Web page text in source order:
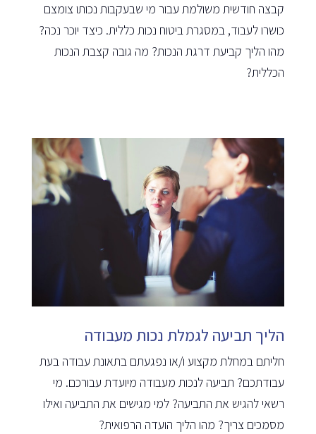
קבצה חודשית משולמת עבור מי שבעקבות נכותו צומצם
כושרו לעבוד, במסגרת ביטוח נכות כללית. כיצד יוכר נכה?
מהו הליך קביעת דרגת הנכות? מה גובה קצבת הנכות
הכללית?
הליך תביעה לגמלת נכות מעבודה
חליתם במחלת מקצוע ו/או נפגעתם בתאונת עבודה בעת
עבודתכם? תביעה לנכות מעבודה מיועדת עבורכם. מי
רשאי להגיש את התביעה? למי מגישים את התביעה ואילו
מסמכים צריך? מהו הליך הועדה הרפואית?